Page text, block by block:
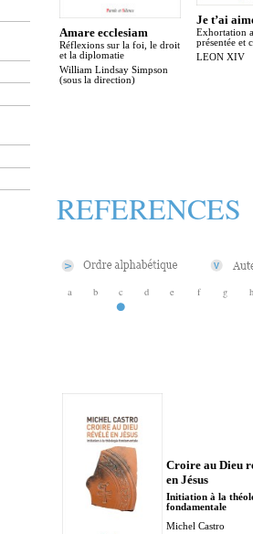
Amare ecclesiam
Réflexions sur la foi, le droit
et la diplomatie
William Lindsay Simpson
(sous la direction)
Je t’ai
Exhortation
présentée et
LEON XIV
REFERENCES
a b c d e f g h
Croire au Dieu
en Jésus
Initiation à la
fondamentale
Michel Castro